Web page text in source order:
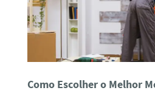
Como Escolher o Melhor